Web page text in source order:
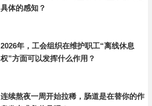
具体的感知？
2026年，工会组织在维护职工“离线休息
权”方面可以发挥什么作用？
连续熬夜一周开始拉稀，肠道是在替你的作